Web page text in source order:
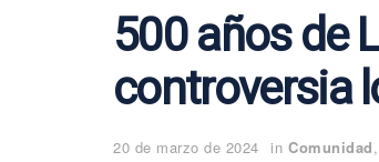
500 años de
controversia
20 de marzo de 2024 in Comunidad,